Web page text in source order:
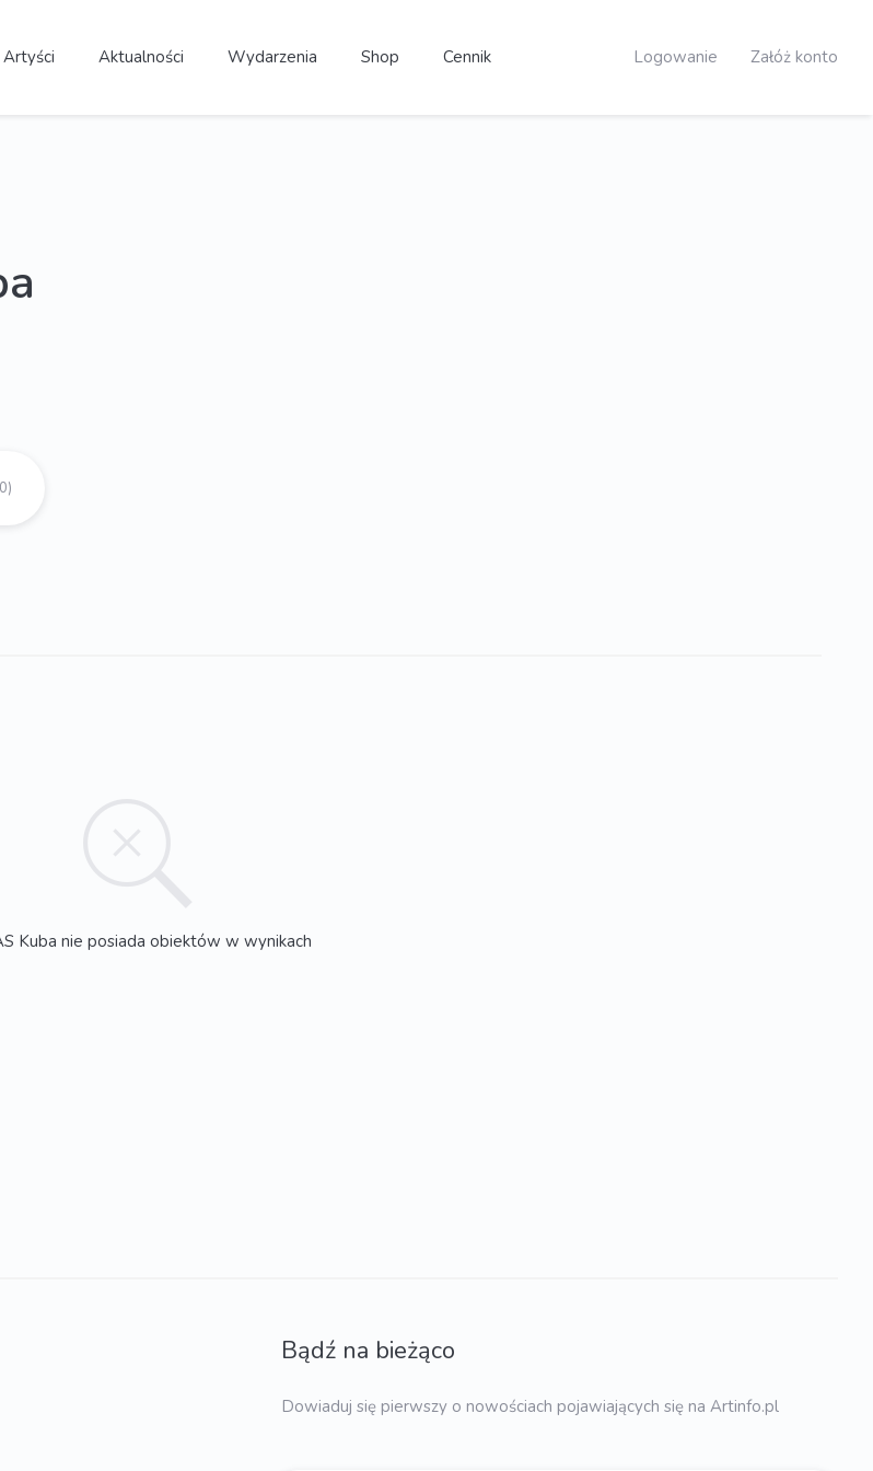
Artyści Aktualności Wydarzenia Shop Cennik Logowanie Załóż konto
Kuba nie posiada obiektów w wynikach
Bądź na bieżąco
Dowiaduj się pierwszy o nowościach pojawiających się na Artinfo.pl